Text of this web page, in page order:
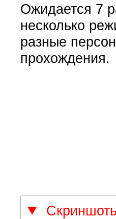
Ожидается 7
несколько
разные
прохождения.